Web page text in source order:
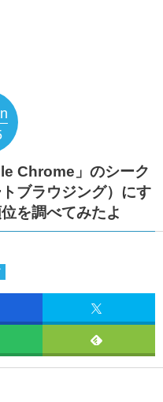
Chrome」のシーク
ブラウジング）にす
を調べてみたよ